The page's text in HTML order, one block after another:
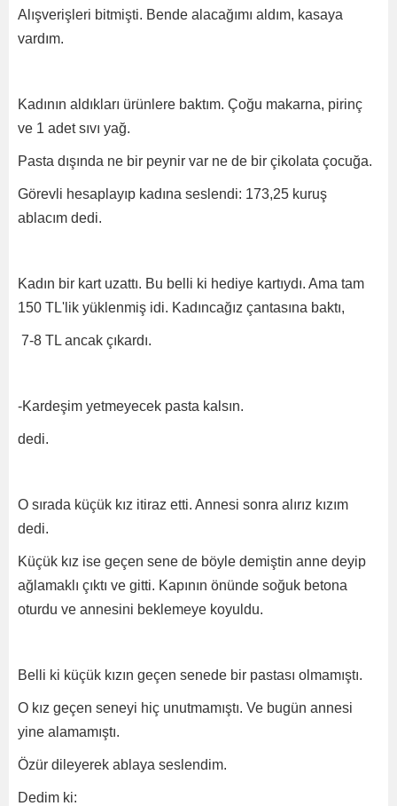
Alışverişleri bitmişti. Bende alacağımı aldım, kasaya
vardım.
Kadının aldıkları ürünlere baktım. Çoğu makarna, pirinç
ve 1 adet sıvı yağ.
Pasta dışında ne bir peynir var ne de bir çikolata çocuğa.
Görevli hesaplayıp kadına seslendi: 173,25 kuruş
ablacım dedi.
Kadın bir kart uzattı. Bu belli ki hediye kartıydı. Ama tam
150 TL'lik yüklenmiş idi. Kadıncağız çantasına baktı,
7-8 TL ancak çıkardı.
-Kardeşim yetmeyecek pasta kalsın.
dedi.
O sırada küçük kız itiraz etti. Annesi sonra alırız kızım
dedi.
Küçük kız ise geçen sene de böyle demiştin anne deyip
ağlamaklı çıktı ve gitti. Kapının önünde soğuk betona
oturdu ve annesini beklemeye koyuldu.
Belli ki küçük kızın geçen senede bir pastası olmamıştı.
O kız geçen seneyi hiç unutmamıştı. Ve bugün annesi
yine alamamıştı.
Özür dileyerek ablaya seslendim.
Dedim ki: